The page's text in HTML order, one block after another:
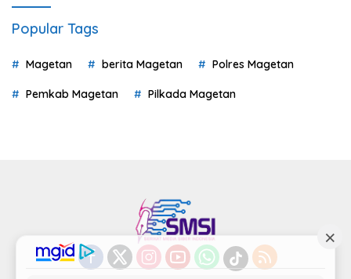
Popular Tags
Magetan berita Magetan Polres Magetan
Pemkab Magetan Pilkada Magetan